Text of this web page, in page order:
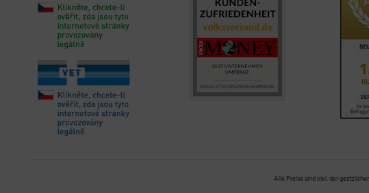
Alle Preise sind inkl. der